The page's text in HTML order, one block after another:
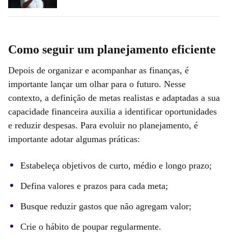
Como seguir um planejamento eficiente
Depois de organizar e acompanhar as finanças, é
importante lançar um olhar para o futuro. Nesse
contexto, a definição de metas realistas e adaptadas a sua
capacidade financeira auxilia a identificar oportunidades
e reduzir despesas. Para evoluir no planejamento, é
importante adotar algumas práticas:
Estabeleça objetivos de curto, médio e longo prazo;
Defina valores e prazos para cada meta;
Busque reduzir gastos que não agregam valor;
Crie o hábito de poupar regularmente.